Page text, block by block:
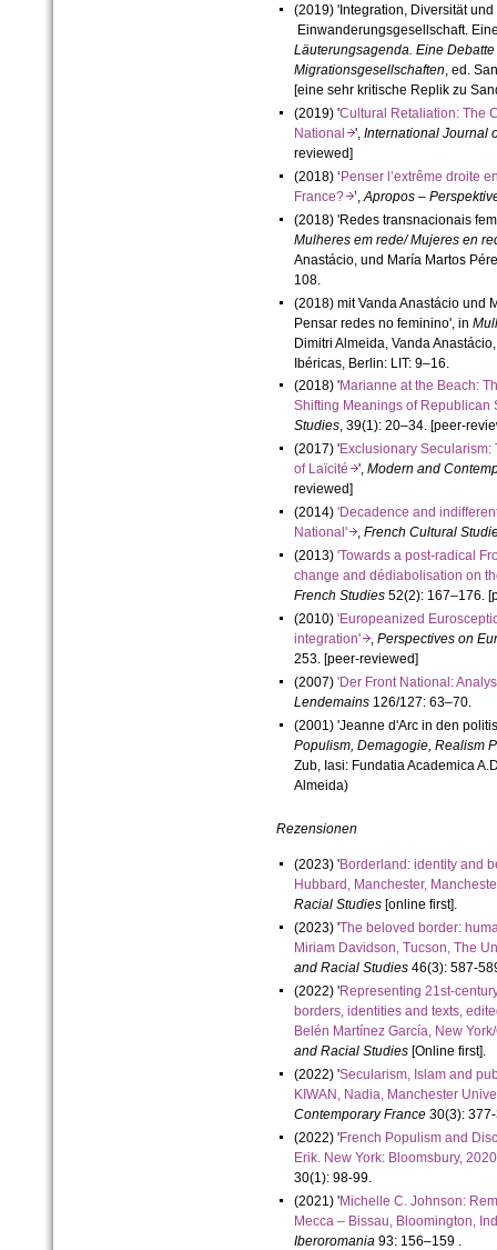
(2019) 'Integration, Diversität
Einwanderungsgesellschaft.
Läuterungsagenda. Eine
Migrationsgesellschaften , ed.
[eine sehr kritische Replik zu
(2019) 'Cultural Retaliation: The
National', International Journal
reviewed]
(2018) ‘Penser l’extrême droite
France?’, Apropos –
(2018) 'Redes transnacionais
Mulheres em rede/ Mujeres en
Anastácio, und María Martos
108.
(2018) mit Vanda Anastácio und
Pensar redes no feminino', in
Dimitri Almeida, Vanda
Ibéricas, Berlin: LIT: 9–16.
(2018) 'Marianne at the Beach:
Shifting Meanings of
Studies, 39(1): 20–34. [peer-
(2017) 'Exclusionary Secularism:
of Laïcité', Modern and
reviewed]
(2014) 'Decadence and
National', French Cultural
(2013) 'Towards a post-radical
change and dédiabolisation on
French Studies52(2): 167–176.
(2010) 'Europeanized
integration', Perspectives on
253. [peer-reviewed]
(2007) 'Der Front National:
Lendemains126/127: 63–70.
(2001) 'Jeanne d'Arc in den
Populism, Demagogie, Realism
Zub, Iasi: Fundatia Academica
Almeida)
Rezensionen
(2023) 'Borderland: identity and
Hubbard, Manchester,
Racial Studies [online first].
(2023) 'The beloved border:
Miriam Davidson, Tucson, The
and Racial Studies46(3): 587-
(2022) 'Representing 21st-
borders, identities and texts,
Belén Martínez García, New
and Racial Studies[Online first].
(2022) 'Secularism, Islam and
KIWAN, Nadia, Manchester
Contemporary France30(3):
(2022) 'French Populism and
Erik. New York: Bloomsbury,
30(1): 98-99.
(2021) 'Michelle C. Johnson:
Mecca – Bissau, Bloomington,
Iberoromania93: 156–159 .